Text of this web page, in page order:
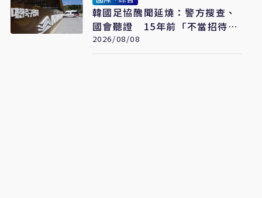
韓國足協醜聞延燒：警方搜查、
國會聽證 15年前「不當招待」
疑雲重見天日
2026/08/08